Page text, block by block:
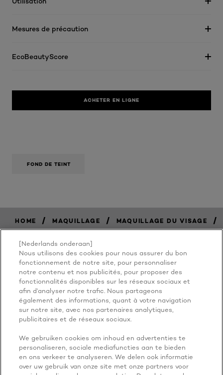
Mesures de précaution
EcoBeautyScore
ACHETER EN LIGNE
FOND DE TEINT
HOME / MAQUILLAGE / MAQUILLAGE DU VISAGE /
BECAUSE
YOU'RE
WORTH IT
[Nederlands onderaan]
Nous utilisons des cookies pour nous assurer du bon
fonctionnement de notre site, pour personnaliser
notre contenu et nos publicités, pour proposer des
fonctionnalités disponibles sur les réseaux sociaux et
afin d’analyser notre trafic. Nous partageons
également des informations, quant à votre navigation
sur notre site, avec nos partenaires analytiques,
publicitaires et de réseaux sociaux.
We gebruiken cookies om inhoud en advertenties te
personaliseren, sociale mediafuncties aan te bieden
en ons verkeer te analyseren. We delen ook informatie
over uw gebruik van onze site met onze partners voor